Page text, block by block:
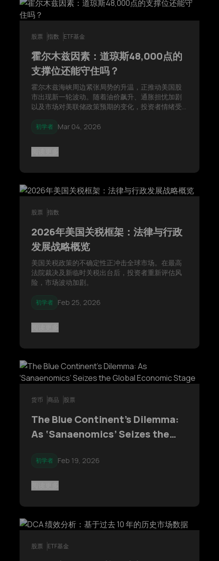
股票 指数 ETF基金
霍尔木兹因素：道琼斯48,000点的
支撑位还能守住吗？
霍尔木兹海峡周边紧张局势的升温，正推动美国股
市出现新一轮波动。随着油价飙升、通胀担忧加剧
以及市场对美联储政策预期的变化，投资者情绪受
点的关键支撑位。与此同时，避险资金流动持续增
宏观经济信号都保持高度敏感。
初学者 Mar 04, 2026
股票 指数
2026年美国关税框架：法律与行政
发展战略概览
美国关税政策的不确定性正冲击全球市场。在最高
法院裁决及新临时关税出台后，投资者重新评估风
险，市场波动加剧。
初学者 Feb 25, 2026
货币 商品 股票
The Blue Continent’s Dilemma:
As ‘Sanaenomics’ Seizes the
初学者 Feb 19, 2026
股票 ETF基金